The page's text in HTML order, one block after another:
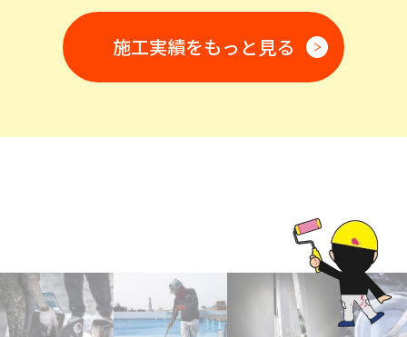
総合評価：
今回、屋根の雨漏り外壁塗装をお願いしました。見積り
対応も迅速、担当者の対応も誠実で、日々の作業工程も
総合評価：
屋根外壁塗装を今回お願いしました。職人さん達の配慮
施工実績をもっと見る